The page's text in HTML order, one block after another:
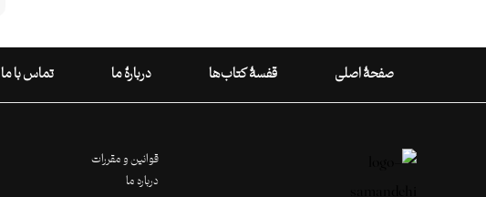
صفحۀ اصلی قفسۀ کتاب‌ها دربارۀ ما تماس با ما
قوانین و مقررات
درباره ما